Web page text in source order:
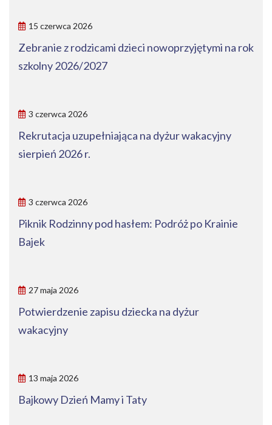
15 czerwca 2026
Zebranie z rodzicami dzieci nowoprzyjętymi na rok
szkolny 2026/2027
3 czerwca 2026
Rekrutacja uzupełniająca na dyżur wakacyjny
sierpień 2026 r.
3 czerwca 2026
Piknik Rodzinny pod hasłem: Podróż po Krainie
Bajek
27 maja 2026
Potwierdzenie zapisu dziecka na dyżur
wakacyjny
13 maja 2026
Bajkowy Dzień Mamy i Taty